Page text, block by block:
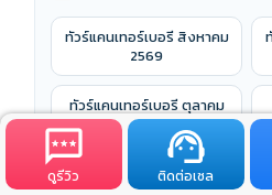
ทัวร์บอร์นมัธ
ทัวร์ยอร์ก
ทัวร์ลิเวอร์พูล
ทัวร์อ็อกซ์ฟอร์ด
ดูรีวิว ติดต่อเซล